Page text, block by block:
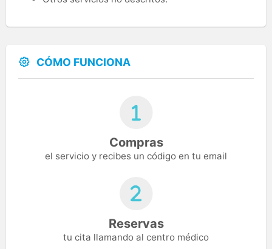
CÓMO FUNCIONA
Compras
el servicio y recibes un código en tu email
Reservas
tu cita llamando al centro médico